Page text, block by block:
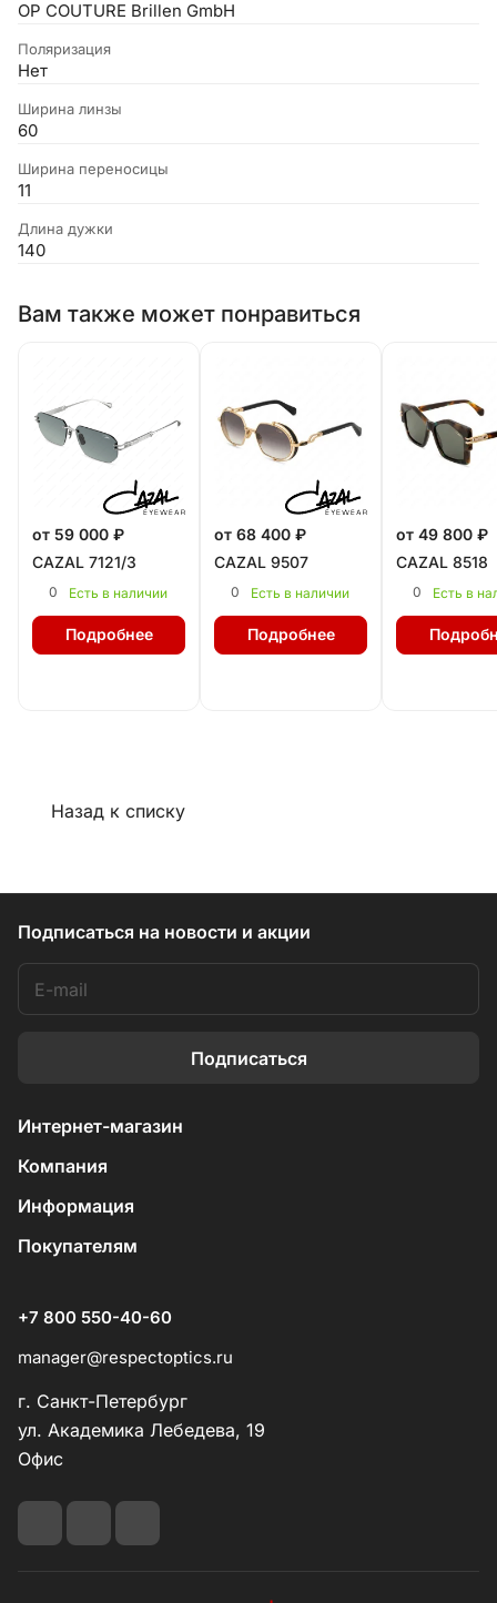
OP COUTURE Brillen GmbH
Поляризация
Нет
Ширина линзы
60
Ширина переносицы
11
Длина дужки
140
Вам также может понравиться
от 59 000 ₽
CAZAL 7121/3
0 Есть в наличии
Подробнее
от 68 400 ₽
CAZAL 9507
0 Есть в наличии
Подробнее
от 49 800 ₽
CAZAL 8518
0 Есть в
Назад к списку
Подписаться на новости и акции
Подписаться
Интернет-магазин
Компания
Информация
Покупателям
+7 800 550-40-60
manager@respectoptics.ru
г. Санкт-Петербург
ул. Академика Лебедева, 19
Офис